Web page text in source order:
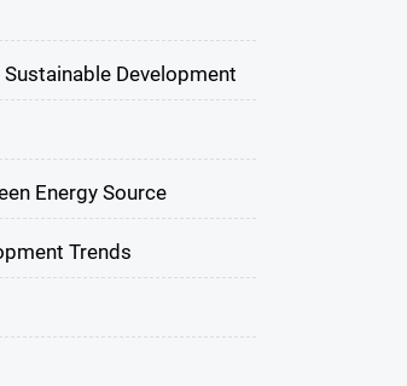
Development
Energy Source
Trends